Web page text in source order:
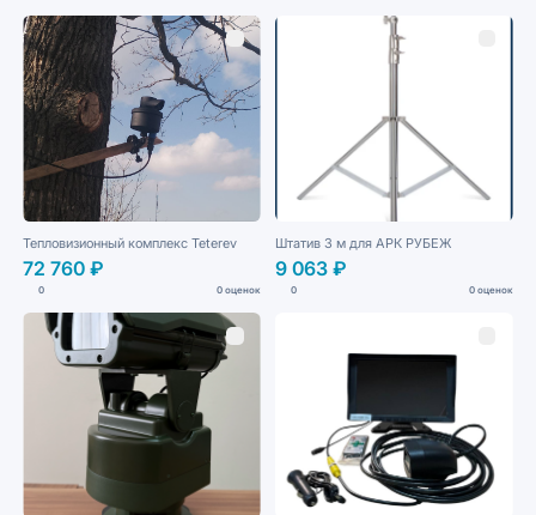
Тепловизионный комплекс Teterev
72 760 ₽
0 0 оценок
Штатив 3 м для АРК РУБЕЖ
9 063 ₽
0 0 оценок